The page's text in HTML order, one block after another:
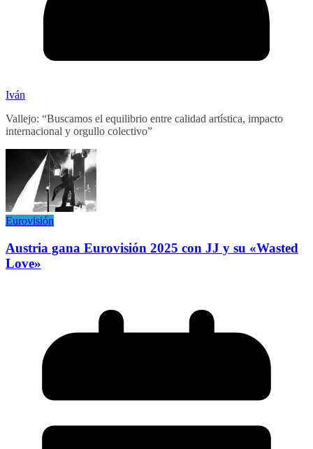
Iván
Vallejo: “Buscamos el equilibrio entre calidad artística, impacto
internacional y orgullo colectivo”
Eurovisión
Austria gana Eurovisión 2025 con JJ y su «Wasted
Love»